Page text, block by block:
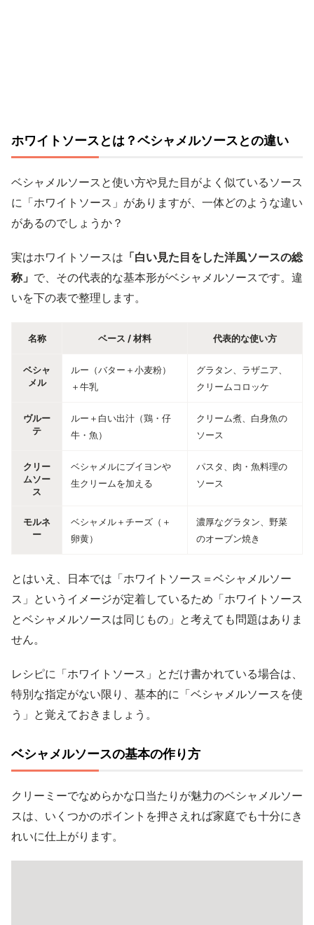
ホワイトソースとは？ベシャメルソースとの違い
ベシャメルソースと使い方や見た目がよく似ているソース
に「ホワイトソース」がありますが、一体どのような違い
があるのでしょうか？
実はホワイトソースは 「白い見た目をした洋風ソースの総
称」 で、その代表的な基本形がベシャメルソースです。違
いを下の表で整理します。
名称 ベース / 材料 代表的な使い方
ベシャ
メル
ルー（バター＋小麦粉）
＋牛乳
グラタン、ラザニア、
クリームコロッケ
ヴルー
テ
ルー＋白い出汁（鶏・仔
牛・魚）
クリーム煮、白身魚の
ソース
クリー
ムソー
ス
ベシャメルにブイヨンや
生クリームを加える
パスタ、肉・魚料理の
ソース
モルネ
ー
ベシャメル＋チーズ（＋
卵黄）
濃厚なグラタン、野菜
のオーブン焼き
とはいえ、日本では「ホワイトソース＝ベシャメルソー
ス」というイメージが定着しているため「ホワイトソース
とベシャメルソースは同じもの」と考えても問題はありま
せん。
レシピに「ホワイトソース」とだけ書かれている場合は、
特別な指定がない限り、基本的に「ベシャメルソースを使
う」と覚えておきましょう。
ベシャメルソースの基本の作り方
クリーミーでなめらかな口当たりが魅力のベシャメルソー
スは、いくつかのポイントを押さえれば家庭でも十分にき
れいに仕上がります。